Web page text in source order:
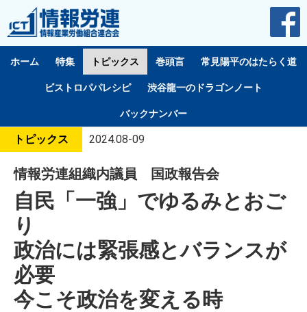
ホーム 特集 トピックス 巻頭言 常見陽平のはたらく道
ビストロパパレシピ 渋谷龍一のドラゴンノート
バックナンバー
トピックス 2024.08-09
情報労連組織内議員 国政報告会
自民「一強」でゆるみとおご
り
政治には緊張感とバランスが
必要
今こそ政治を変える時